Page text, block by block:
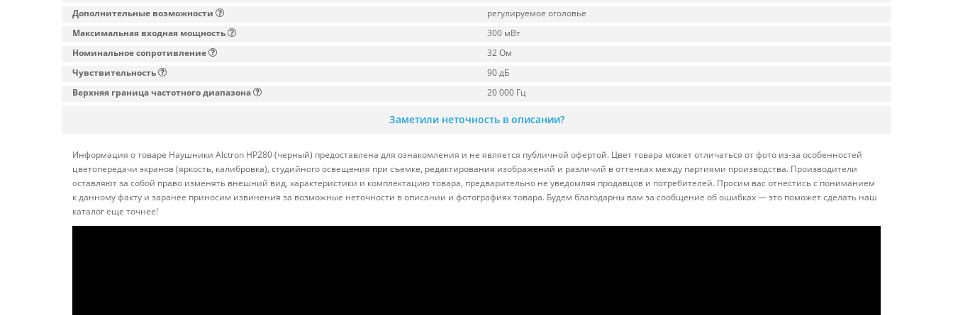
Дополнительные возможности
регулируемое оголовье
Максимальная входная мощность
300 мВт
Номинальное сопротивление
32 Ом
Чувствительность
90 дБ
Верхняя граница частотного диапазона
20 000 Гц
Заметили неточность в описании?
Информация о товаре Наушники Alctron HP280 (черный) предоставлена для ознакомления и не является публичной офертой. Цвет товара может отличаться от фото из-за особенностей
цветопередачи экранов (яркость, калибровка), студийного освещения при съемке, редактирования изображений и различий в оттенках между партиями производства. Производители
оставляют за собой право изменять внешний вид, характеристики и комплектацию товара, предварительно не уведомляя продавцов и потребителей. Просим вас отнестись с пониманием
к данному факту и заранее приносим извинения за возможные неточности в описании и фотографиях товара. Будем благодарны вам за сообщение об ошибках — это поможет сделать наш
каталог еще точнее!